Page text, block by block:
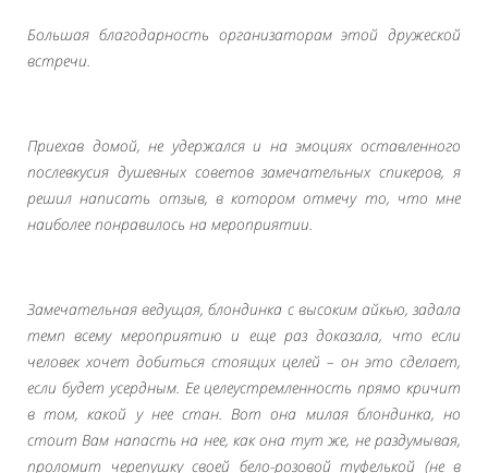
Большая благодарность организаторам этой дружеской
встречи.
Приехав домой, не удержался и на эмоциях оставленного
послевкусия душевных советов замечательных спикеров, я
решил написать отзыв, в котором отмечу то, что мне
наиболее понравилось на мероприятии.
Замечательная ведущая, блондинка с высоким айкью, задала
темп всему мероприятию и еще раз доказала, что если
человек хочет добиться стоящих целей – он это сделает,
если будет усердным. Ее целеустремленность прямо кричит
в том, какой у нее стан. Вот она милая блондинка, но
стоит Вам напасть на нее, как она тут же, не раздумывая,
проломит черепушку своей бело-розовой туфелькой (не в